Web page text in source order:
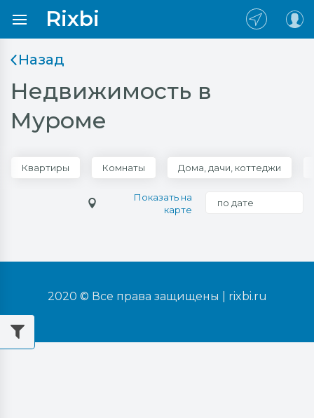
Rixbi
Назад
Недвижимость в
Муроме
Квартиры Комнаты Дома, дачи, коттеджи
Показать на
карте
по дате
2020 © Все права защищены | rixbi.ru